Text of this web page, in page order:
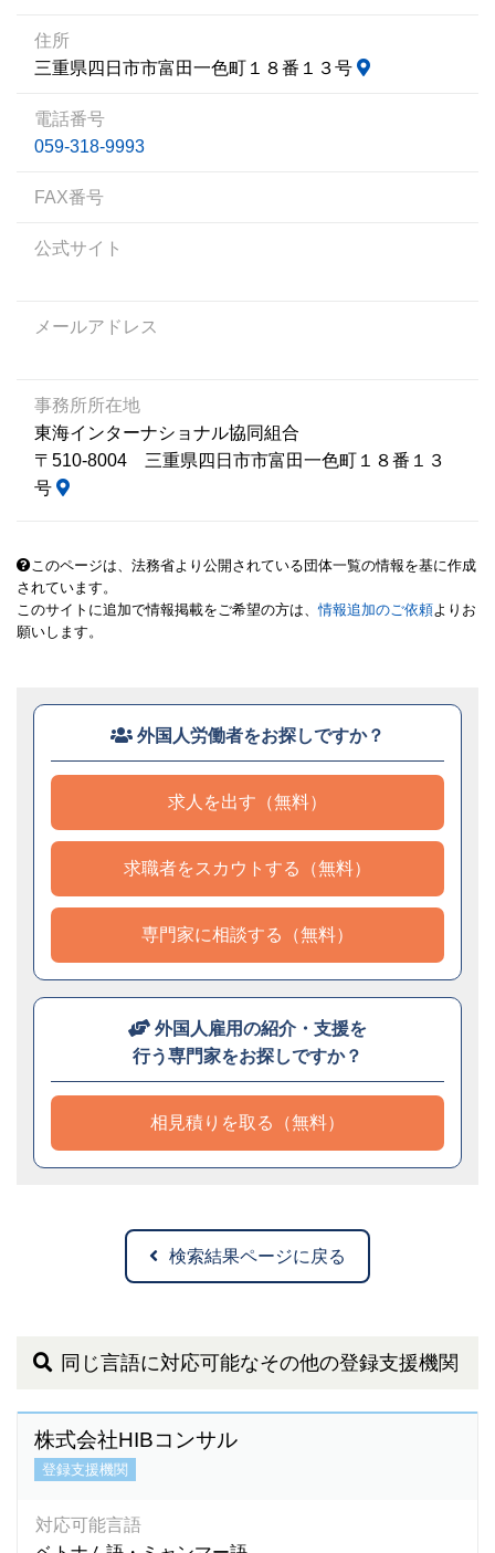
住所
三重県四日市市富田一色町１８番１３号
電話番号
059-318-9993
FAX番号
公式サイト
メールアドレス
事務所所在地
東海インターナショナル協同組合
〒510-8004 三重県四日市市富田一色町１８番１３
号
このページは、法務省より公開されている団体一覧の情報を基に作成
されています。
このサイトに追加で情報掲載をご希望の方は、情報追加のご依頼よりお
願いします。
外国人労働者をお探しですか？
求人を出す（無料）
求職者をスカウトする（無料）
専門家に相談する（無料）
外国人雇用の紹介・支援を
行う専門家をお探しですか？
相見積りを取る（無料）
検索結果ページに戻る
同じ言語に対応可能なその他の登録支援機関
株式会社HIBコンサル
登録支援機関
対応可能言語